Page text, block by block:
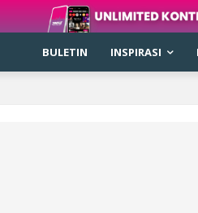
BULETIN INSPIRASI